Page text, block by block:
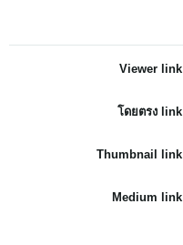
Viewer link
โดยตรง link
Thumbnail link
Medium link